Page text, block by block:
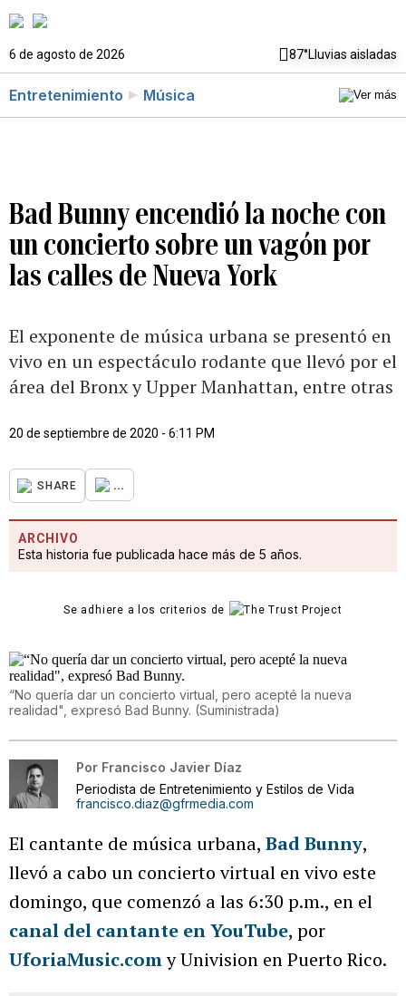
6 de agosto de 2026 87°Lluvias aisladas
Entretenimiento Música
Bad Bunny encendió la noche con
un concierto sobre un vagón por
las calles de Nueva York
El exponente de música urbana se presentó en
vivo en un espectáculo rodante que llevó por el
área del Bronx y Upper Manhattan, entre otras
20 de septiembre de 2020 - 6:11 PM
SHARE ...
ARCHIVO
Esta historia fue publicada hace más de 5 años.
Se adhiere a los criterios de
“No quería dar un concierto virtual, pero acepté la nueva
realidad", expresó Bad Bunny. (Suministrada)
Por Francisco Javier Díaz
Periodista de Entretenimiento y Estilos de Vida
francisco.diaz@gfrmedia.com
El cantante de música urbana, Bad Bunny,
llevó a cabo un concierto virtual en vivo este
domingo, que comenzó a las 6:30 p.m., en el
canal del cantante en YouTube, por
UforiaMusic.comy Univision en Puerto Rico.